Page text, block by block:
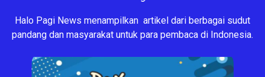
Halo Pagi News menampilkan artikel dari berbagai sudut
pandang dan masyarakat untuk para pembaca di Indonesia.